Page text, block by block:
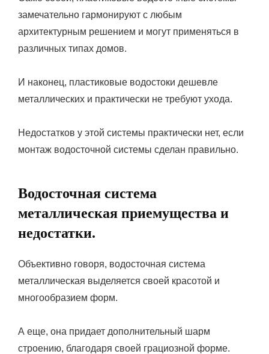
замечательно гармонируют с любым
архитектурным решением и могут применяться в
различных типах домов.
И наконец, пластиковые водостоки дешевле
металлических и практически не требуют ухода.
Недостатков у этой системы практически нет, если
монтаж водосточной системы сделан правильно.
Водосточная система
металлическая приемущества и
недостатки.
Объективно говоря, водосточная система
металлическая выделяется своей красотой и
многообразием форм.
А еще, она придает дополнительный шарм
строению, благодаря своей грациозной форме.